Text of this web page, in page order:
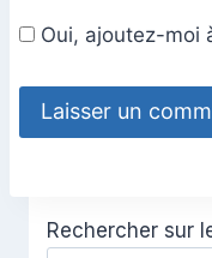
Oui, ajoutez-moi
Rechercher sur